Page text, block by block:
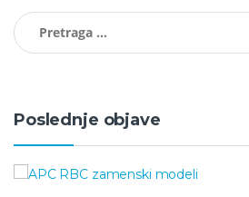
Pretraga za:
Poslednje objave